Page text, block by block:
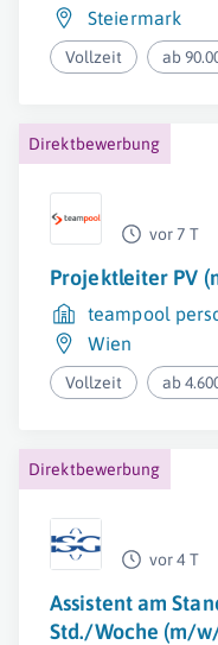
Steiermark
Vollzeit ab
Direktbewerbung
vor 7 T
Projektleiter PV
teampool
Wien
Vollzeit ab
Direktbewerbung
vor 4 T
Assistent am
Std./Woche (m/